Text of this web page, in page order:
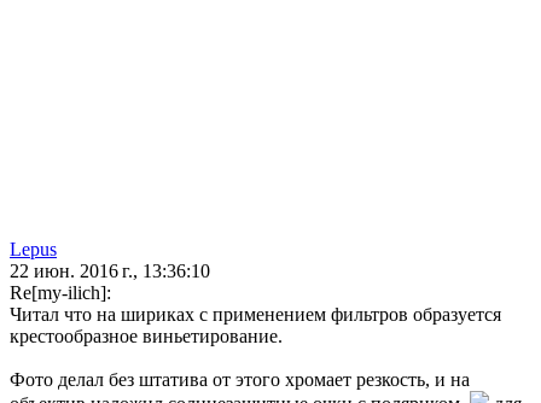
Lepus
22 июн. 2016 г., 13:36:10
Re[my-ilich]:
Читал что на шириках с применением фильтров образуется
крестообразное виньетирование.
Фото делал без штатива от этого хромает резкость, и на